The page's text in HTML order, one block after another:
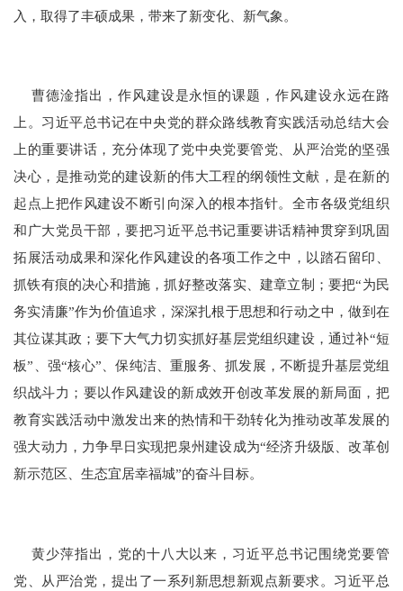
入，取得了丰硕成果，带来了新变化、新气象。
曹德淦指出，作风建设是永恒的课题，作风建设永远在路
上。习近平总书记在中央党的群众路线教育实践活动总结大会
上的重要讲话，充分体现了党中央党要管党、从严治党的坚强
决心，是推动党的建设新的伟大工程的纲领性文献，是在新的
起点上把作风建设不断引向深入的根本指针。全市各级党组织
和广大党员干部，要把习 近平总书记重要讲话精神贯穿到巩固
拓展活动成果和深化作风建设的各项工作之中，以踏石留印、
抓铁有痕的决心和措施，抓好整改落实、建章立制；要把“为民
务实清廉”作为价值追求，深深扎根于思想和行动之中，做到在
其位谋其政；要下大气力切实抓好基层党组织建设，通过补“短
板”、强“核心”、保纯洁、重服务、抓发展，不断提升基层党组
织战斗力；要以作风建设的新成效开创改革发展的新局面，把
教育实践活动中激发出来的热情和干劲转化为推动改革发展的
强大动力，力争早日实现把泉州建设成为“经济升级版、改革创
新示范区、生态宜居幸福城”的奋斗目标。
黄少萍指出，党的十八大以来，习近平总书记围绕党要管
党、从严治党，提出了一系列新思想新观点新要求。习近平总